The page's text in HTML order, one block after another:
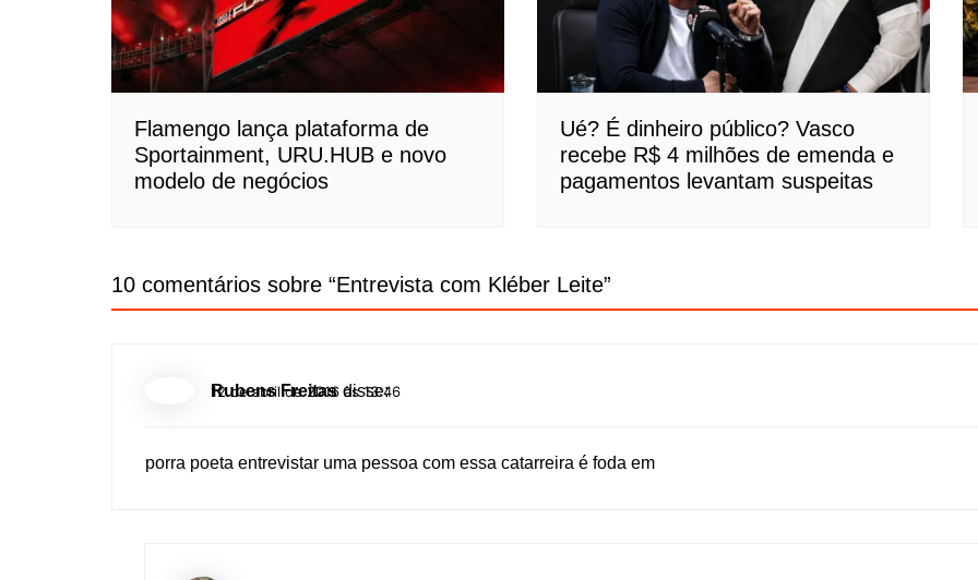
Flamengo lança plataforma de
Sportainment, URU.HUB e novo
modelo de negócios
Ué? É dinheiro público? Vasco
recebe R$ 4 milhões de emenda e
pagamentos levantam suspeitas
10 comentários sobre “Entrevista com Kléber Leite”
Rubens Freitas disse:
12 de abril de 2016 às 13:46
porra poeta entrevistar uma pessoa com essa catarreira é foda em